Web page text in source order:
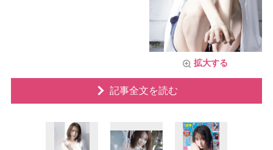
拡大する
記事全文を読む